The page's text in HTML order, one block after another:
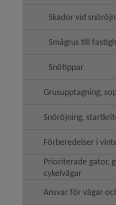
Skador vid
Smågrus till
Snötippar
Grusupptagning,
Snöröjning,
Förberedelser i
Prioriterade gator,
cykelvägar
Ansvar för vägar